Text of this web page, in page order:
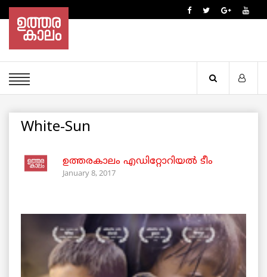
White-Sun
ഉത്തരകാലം എഡിറ്റോറിയല്‍ ടീം
January 8, 2017